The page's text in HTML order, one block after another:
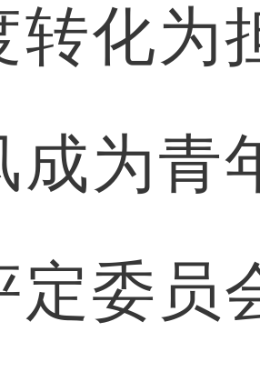
转化为
成为青
定委员